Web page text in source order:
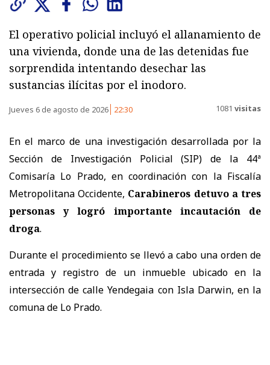
El operativo policial incluyó el allanamiento de
una vivienda, donde una de las detenidas fue
sorprendida intentando desechar las
sustancias ilícitas por el inodoro.
Jueves 6 de agosto de 2026 22:30 1081 visitas
En el marco de una investigación desarrollada por la
Sección de Investigación Policial (SIP) de la 44ª
Comisaría Lo Prado, en coordinación con la Fiscalía
Metropolitana Occidente, Carabineros detuvo a tres
personas y logró importante incautación de
droga.
Durante el procedimiento se llevó a cabo una orden de
entrada y registro de un inmueble ubicado en la
intersección de calle Yendegaia con Isla Darwin, en la
comuna de Lo Prado.